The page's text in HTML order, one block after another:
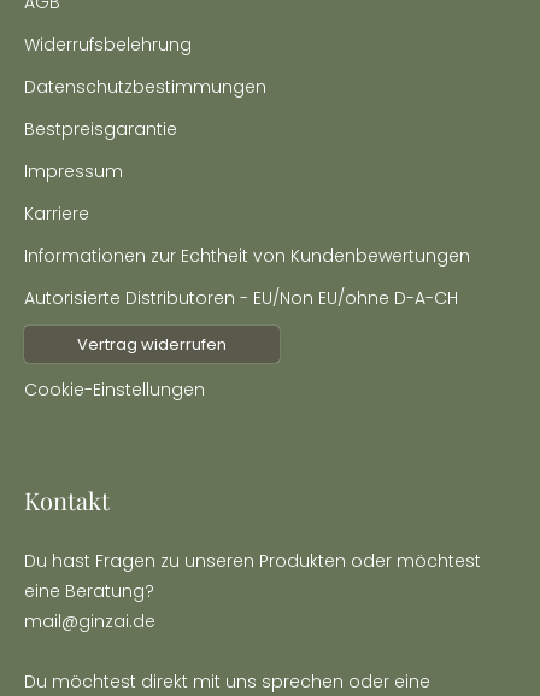
Kontakt
Du hast Fragen zu unseren Produkten oder möchtest
eine Beratung?
mail@ginzai.de
Du möchtest direkt mit uns sprechen oder eine
Widerrufsbelehrung
Datenschutzbestimmungen
Bestpreisgarantie
Impressum
Karriere
Informationen zur Echtheit von Kundenbewertungen
Autorisierte Distributoren - EU/Non EU/ohne D-A-CH
Vertrag widerrufen
Cookie-Einstellungen